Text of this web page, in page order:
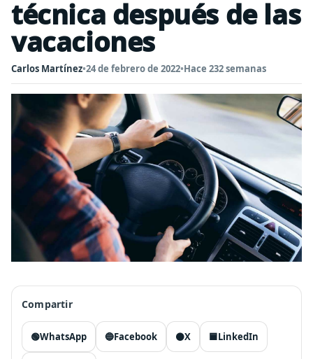
técnica después de las
vacaciones
Carlos Martínez•24 de febrero de 2022•Hace 232 semanas
Compartir
🟢WhatsApp 🔵Facebook ⚫X 🟦LinkedIn